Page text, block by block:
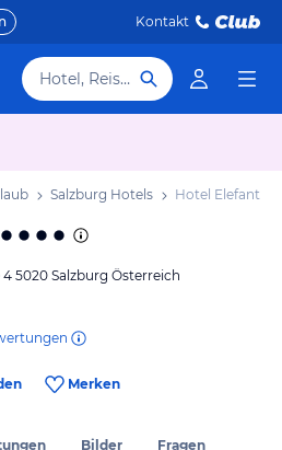
Kontakt
Hotel, Reiseziel
Salzburg Hotels Hotel Elefant
5020 Salzburg Österreich
Merken
Bilder Fragen